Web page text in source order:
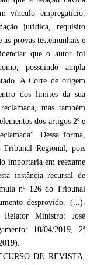
vínculo empregatício,
jurídica, requisito
provas testemunhais e
que o autor foi
possuindo ampla
A Corte de origem
dos limites da sua
mas também
dos artigos 2º e
Dessa forma,
Tribunal Regional, pois
importaria em reexame
instância recursal de
nº 126 do Tribunal
desprovido. (...).
Ministro: José
10/04/2019, 2ª
DE REVISTA.